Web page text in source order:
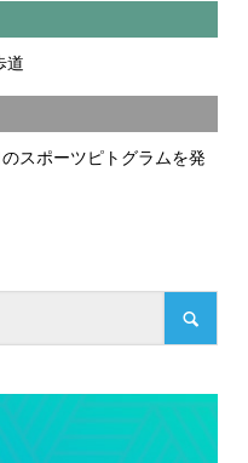
道
スポーツピトグラムを発